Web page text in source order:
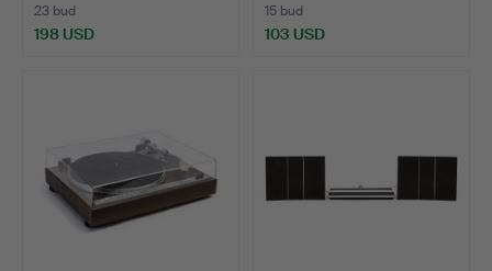
23 bud
198 USD
15 bud
103 USD